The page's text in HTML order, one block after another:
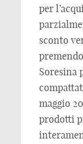
per
sconto
Soresina
maggio
prodotti